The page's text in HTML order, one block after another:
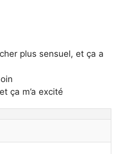
plus sensuel, et ça a
ça m’a excité